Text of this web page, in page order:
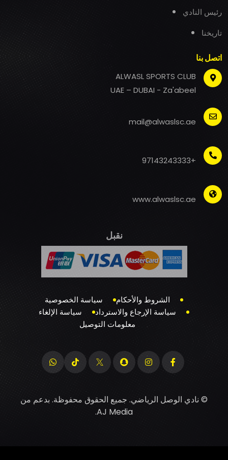
رئيس النادي
تاريخنا
اتصل بنا
ALWASL SPORTS CLUB
UAE – DUBAI - Za'abeel
mail@alwaslsc.ae
+97143243333
www.alwaslsc.ae
نقبل
الشروط والأحكام
سياسة الخصوصية
سياسة الإرجاع والاسترداد
سياسة الإلغاء
معلومات التوصيل
© نادي الوصل الرياضي. جميع الحقوق محفوظة. بدعم من
AJ Media
.